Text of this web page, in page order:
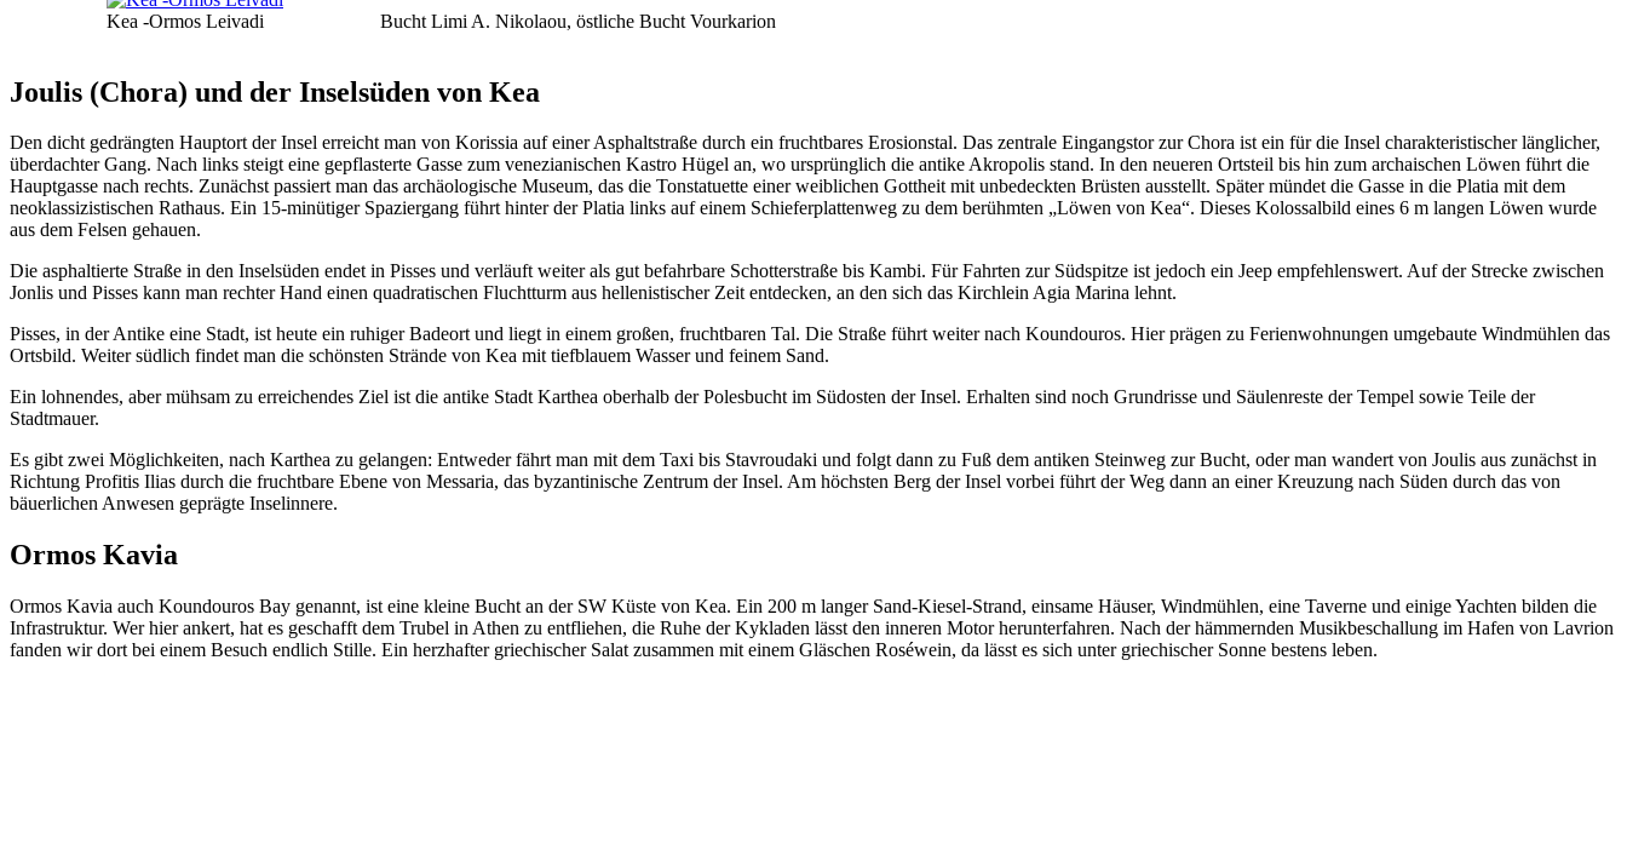
Kea -Ormos Leivadi Bucht Limi A. Nikolaou, östliche Bucht Vourkarion
Joulis (Chora) und der Inselsüden von Kea
Den dicht gedrängten Hauptort der Insel erreicht man von Korissia auf einer Asphaltstraße durch ein fruchtbares Erosionstal. Das zentrale Eingangstor zur Chora ist ein für die Insel charakteristischer länglicher,
überdachter Gang. Nach links steigt eine gepflasterte Gasse zum venezianischen Kastro Hügel an, wo ursprünglich die antike Akropolis stand. In den neueren Ortsteil bis hin zum archaischen Löwen führt die
Hauptgasse nach rechts. Zunächst passiert man das archäologische Museum, das die Tonstatuette einer weiblichen Gottheit mit unbedeckten Brüsten ausstellt. Später mündet die Gasse in die Platia mit dem
neoklassizistischen Rathaus. Ein 15-minütiger Spaziergang führt hinter der Platia links auf einem Schieferplattenweg zu dem berühmten „Löwen von Kea“. Dieses Kolossalbild eines 6 m langen Löwen wurde
aus dem Felsen gehauen.
Die asphaltierte Straße in den Inselsüden endet in Pisses und verläuft weiter als gut befahrbare Schotterstraße bis Kambi. Für Fahrten zur Südspitze ist jedoch ein Jeep empfehlenswert. Auf der Strecke zwischen
Jonlis und Pisses kann man rechter Hand einen quadratischen Fluchtturm aus hellenistischer Zeit entdecken, an den sich das Kirchlein Agia Marina lehnt.
Pisses, in der Antike eine Stadt, ist heute ein ruhiger Badeort und liegt in einem großen, fruchtbaren Tal. Die Straße führt weiter nach Koundouros. Hier prägen zu Ferienwohnungen umgebaute Windmühlen das
Ortsbild. Weiter südlich findet man die schönsten Strände von Kea mit tiefblauem Wasser und feinem Sand.
Ein lohnendes, aber mühsam zu erreichendes Ziel ist die antike Stadt Karthea oberhalb der Polesbucht im Südosten der Insel. Erhalten sind noch Grundrisse und Säulenreste der Tempel sowie Teile der
Stadtmauer.
Es gibt zwei Möglichkeiten, nach Karthea zu gelangen: Entweder fährt man mit dem Taxi bis Stavroudaki und folgt dann zu Fuß dem antiken Steinweg zur Bucht, oder man wandert von Joulis aus zunächst in
Richtung Profitis Ilias durch die fruchtbare Ebene von Messaria, das byzantinische Zentrum der Insel. Am höchsten Berg der Insel vorbei führt der Weg dann an einer Kreuzung nach Süden durch das von
bäuerlichen Anwesen geprägte Inselinnere.
Ormos Kavia
Ormos Kavia auch Koundouros Bay genannt, ist eine kleine Bucht an der SW Küste von Kea. Ein 200 m langer Sand-Kiesel-Strand, einsame Häuser, Windmühlen, eine Taverne und einige Yachten bilden die
Infrastruktur. Wer hier ankert, hat es geschafft dem Trubel in Athen zu entfliehen, die Ruhe der Kykladen lässt den inneren Motor herunterfahren. Nach der hämmernden Musikbeschallung im Hafen von Lavrion
fanden wir dort bei einem Besuch endlich Stille. Ein herzhafter griechischer Salat zusammen mit einem Gläschen Roséwein, da lässt es sich unter griechischer Sonne bestens leben.